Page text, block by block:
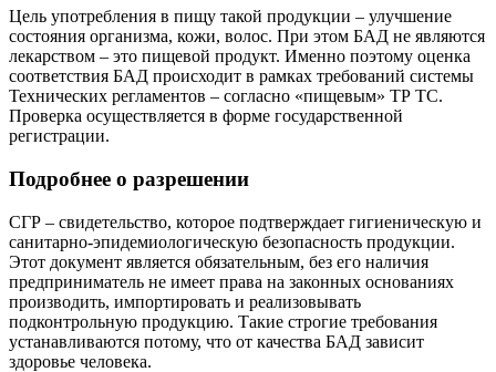
Цель употребления в пищу такой продукции – улучшение
состояния организма, кожи, волос. При этом БАД не являются
лекарством – это пищевой продукт. Именно поэтому оценка
соответствия БАД происходит в рамках требований системы
Технических регламентов – согласно «пищевым» ТР ТС.
Проверка осуществляется в форме государственной
регистрации.
Подробнее о разрешении
СГР – свидетельство, которое подтверждает гигиеническую и
санитарно-эпидемиологическую безопасность продукции.
Этот документ является обязательным, без его наличия
предприниматель не имеет права на законных основаниях
производить, импортировать и реализовывать
подконтрольную продукцию. Такие строгие требования
устанавливаются потому, что от качества БАД зависит
здоровье человека.